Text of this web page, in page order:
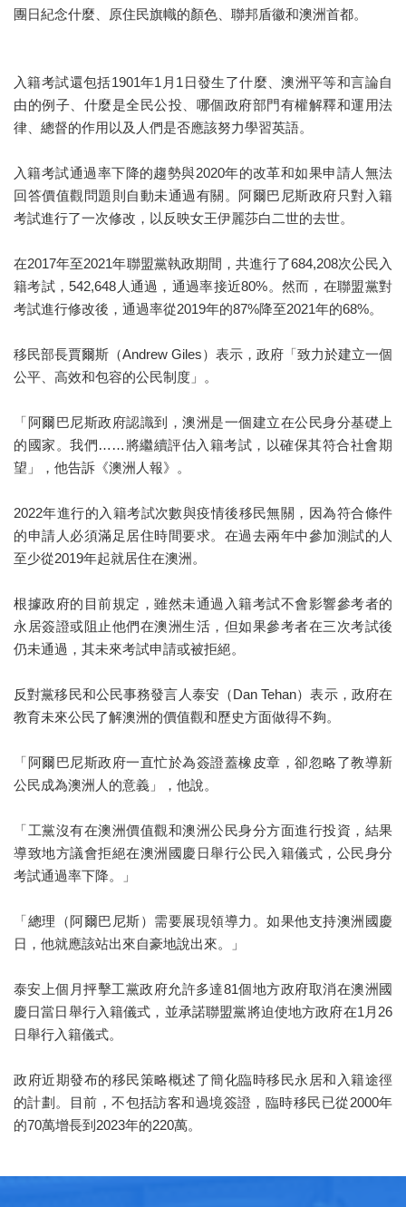
團日紀念什麼、原住民旗幟的顏色、聯邦盾徽和澳洲首都。
入籍考試還包括1901年1月1日發生了什麼、澳洲平等和言論自
由的例子、什麼是全民公投、哪個政府部門有權解釋和運用法
律、總督的作用以及人們是否應該努力學習英語。
入籍考試通過率下降的趨勢與2020年的改革和如果申請人無法
回答價值觀問題則自動未通過有關。阿爾巴尼斯政府只對入籍
考試進行了一次修改，以反映女王伊麗莎白二世的去世。
在2017年至2021年聯盟黨執政期間，共進行了684,208次公民入
籍考試，542,648人通過，通過率接近80%。然而，在聯盟黨對
考試進行修改後，通過率從2019年的87%降至2021年的68%。
移民部長賈爾斯（Andrew Giles）表示，政府「致力於建立一個
公平、高效和包容的公民制度」。
「阿爾巴尼斯政府認識到，澳洲是一個建立在公民身分基礎上
的國家。我們……將繼續評估入籍考試，以確保其符合社會期
望」，他告訴《澳洲人報》。
2022年進行的入籍考試次數與疫情後移民無關，因為符合條件
的申請人必須滿足居住時間要求。在過去兩年中參加測試的人
至少從2019年起就居住在澳洲。
根據政府的目前規定，雖然未通過入籍考試不會影響參考者的
永居簽證或阻止他們在澳洲生活，但如果參考者在三次考試後
仍未通過，其未來考試申請或被拒絕。
反對黨移民和公民事務發言人泰安（Dan Tehan）表示，政府在
教育未來公民了解澳洲的價值觀和歷史方面做得不夠。
「阿爾巴尼斯政府一直忙於為簽證蓋橡皮章，卻忽略了教導新
公民成為澳洲人的意義」，他說。
「工黨沒有在澳洲價值觀和澳洲公民身分方面進行投資，結果
導致地方議會拒絕在澳洲國慶日舉行公民入籍儀式，公民身分
考試通過率下降。」
「總理（阿爾巴尼斯）需要展現領導力。如果他支持澳洲國慶
日，他就應該站出來自豪地說出來。」
泰安上個月抨擊工黨政府允許多達81個地方政府取消在澳洲國
慶日當日舉行入籍儀式，並承諾聯盟黨將迫使地方政府在1月26
日舉行入籍儀式。
政府近期發布的移民策略概述了簡化臨時移民永居和入籍途徑
的計劃。目前，不包括訪客和過境簽證，臨時移民已從2000年
的70萬增長到2023年的220萬。